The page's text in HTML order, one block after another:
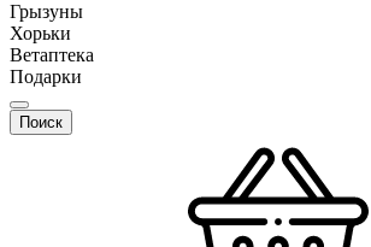
Грызуны
Хорьки
Ветаптека
Подарки